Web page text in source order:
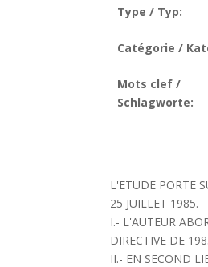
Type / Typ:
Catégorie /
Mots clef /
Schlagworte:
L'ETUDE PORTE
25 JUILLET 1985.
I.- L'AUTEUR
DIRECTIVE DE
II.- EN SECOND